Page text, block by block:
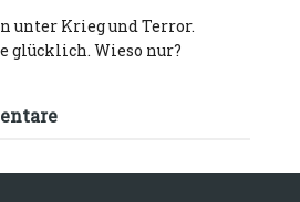
unter Krieg und Terror.
glücklich. Wieso nur?